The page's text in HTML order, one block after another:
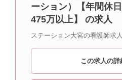
ーション）【年間休
475万以上】 の求人
ステーション大宮の看護師求人
この求人の詳